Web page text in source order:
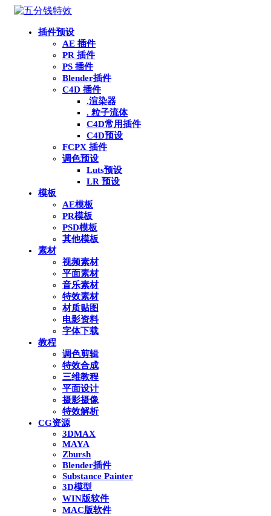
插件预设
AE 插件
PR 插件
PS 插件
Blender插件
C4D 插件
.渲染器
. 粒子流体
C4D常用插件
C4D预设
FCPX 插件
调色预设
Luts预设
LR 预设
模板
AE模板
PR模板
PSD模板
其他模板
素材
视频素材
平面素材
音乐素材
特效素材
材质贴图
电影资料
字体下载
教程
调色剪辑
特效合成
三维教程
平面设计
摄影摄像
特效解析
CG资源
3DMAX
MAYA
Zbursh
Blender插件
Substance Painter
3D模型
WIN版软件
MAC版软件